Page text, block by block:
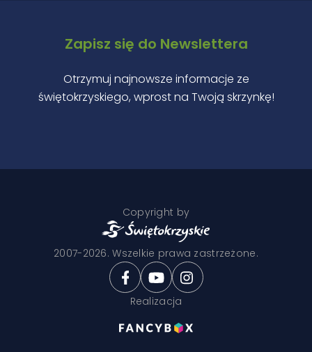
Zapisz się do Newslettera
Otrzymuj najnowsze informacje ze
świętokrzyskiego, wprost na Twoją skrzynkę!
Copyright by
2007-2026. Wszelkie prawa zastrzeżone.
Realizacja